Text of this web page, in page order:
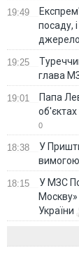
19:49
посаду,
джерело
19:25
глава
19:01
Папа
об'єктах
0
18:38
У
вимогою
18:15
У МЗС
Москву»
України